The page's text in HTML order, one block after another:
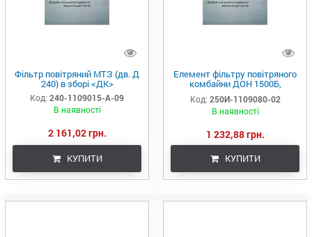
Фільтр повітряний МТЗ (дв. Д
240) в зборі <ДК>
Код: 240-1109015-A-09
В наявності
2 161,02 грн.
КУПИТИ
Елемент фільтру повітряного
комбайни ДОН 1500Б,
Дон-1200, Т-150 (дв.ЯМЗ-238)
компл. <ДК>
Код: 250И-1109080-02
В наявності
1 232,88 грн.
КУПИТИ